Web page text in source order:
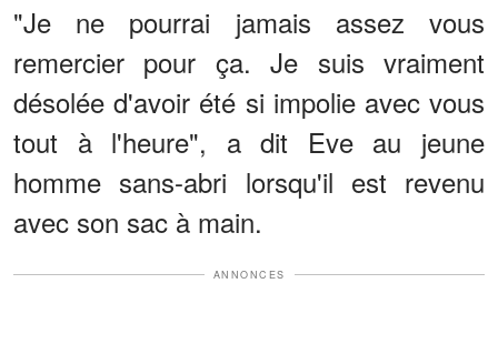
"Je ne pourrai jamais assez vous
remercier pour ça. Je suis vraiment
désolée d'avoir été si impolie avec vous
tout à l'heure", a dit Eve au jeune
homme sans-abri lorsqu'il est revenu
avec son sac à main.
ANNONCES